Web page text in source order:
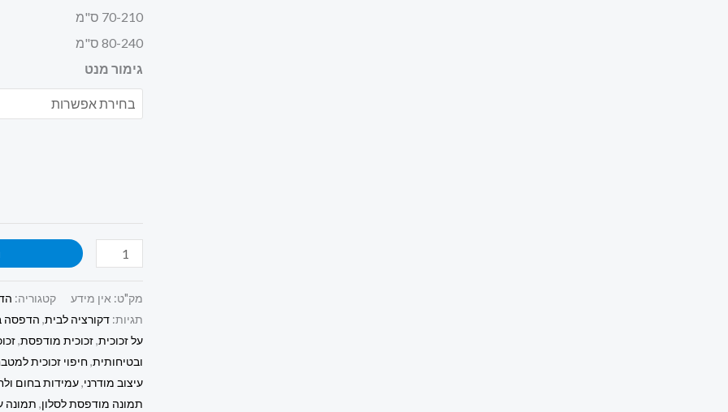
70-210 ס"מ
80-240 ס"מ
גימור מנט
מק"ט: אין מידע קטגוריה:
תגיות: דקורציה לבית, הדפסה
על זכוכית,זכוכית מודפסת,
ובטיחותית,חיפוי זכוכית
עיצוב מודרני,עמידות בחום
תמונה מודפסת לסלון, תמונה